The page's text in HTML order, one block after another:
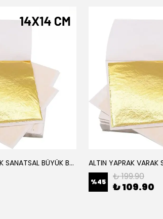
ALTIN YAPRAK VARAK SANATSAL BÜYÜK BOY FOLYO EPOKSİ REÇİNE NAİL ART 16 ADET 14X14 CM ALTIN RENK
%45 ₺ 199.90
₺ 109.90